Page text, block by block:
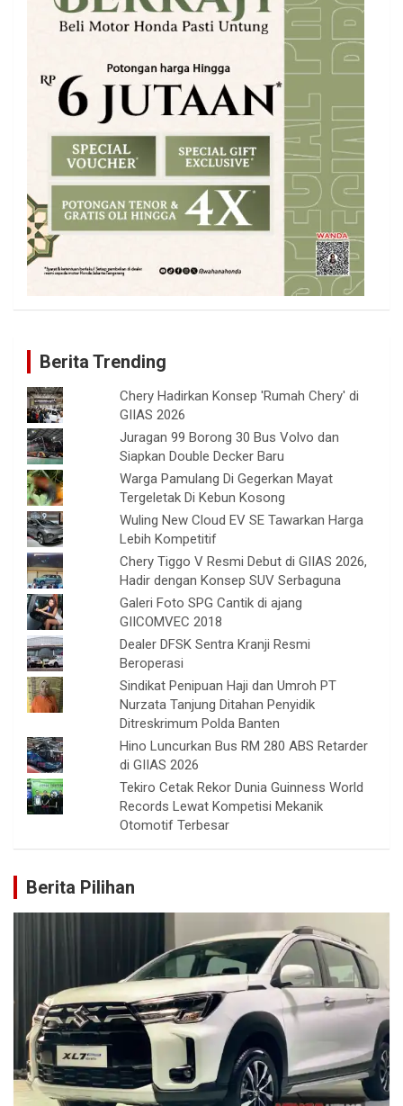
Berita Trending
Chery Hadirkan Konsep 'Rumah Chery' di
GIIAS 2026
Juragan 99 Borong 30 Bus Volvo dan
Siapkan Double Decker Baru
Warga Pamulang Di Gegerkan Mayat
Tergeletak Di Kebun Kosong
Wuling New Cloud EV SE Tawarkan Harga
Lebih Kompetitif
Chery Tiggo V Resmi Debut di GIIAS 2026,
Hadir dengan Konsep SUV Serbaguna
Galeri Foto SPG Cantik di ajang
GIICOMVEC 2018
Dealer DFSK Sentra Kranji Resmi
Beroperasi
Sindikat Penipuan Haji dan Umroh PT
Nurzata Tanjung Ditahan Penyidik
Ditreskrimum Polda Banten
Hino Luncurkan Bus RM 280 ABS Retarder
di GIIAS 2026
Tekiro Cetak Rekor Dunia Guinness World
Records Lewat Kompetisi Mekanik
Otomotif Terbesar
Berita Pilihan